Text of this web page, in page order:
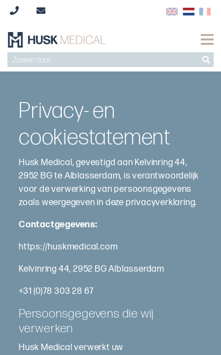
Privacy- en
cookiestatement
Husk Medical, gevestigd aan Kelvinring 44,
2952 BG te Alblasserdam, is verantwoordelijk
voor de verwerking van persoonsgegevens
zoals weergegeven in deze privacyverklaring.
Contactgegevens:
https://huskmedical.com
Kelvinring 44, 2952 BG Alblasserdam
+31 (0)78 303 28 67
Persoonsgegevens die wij
verwerken
Husk Medical verwerkt uw